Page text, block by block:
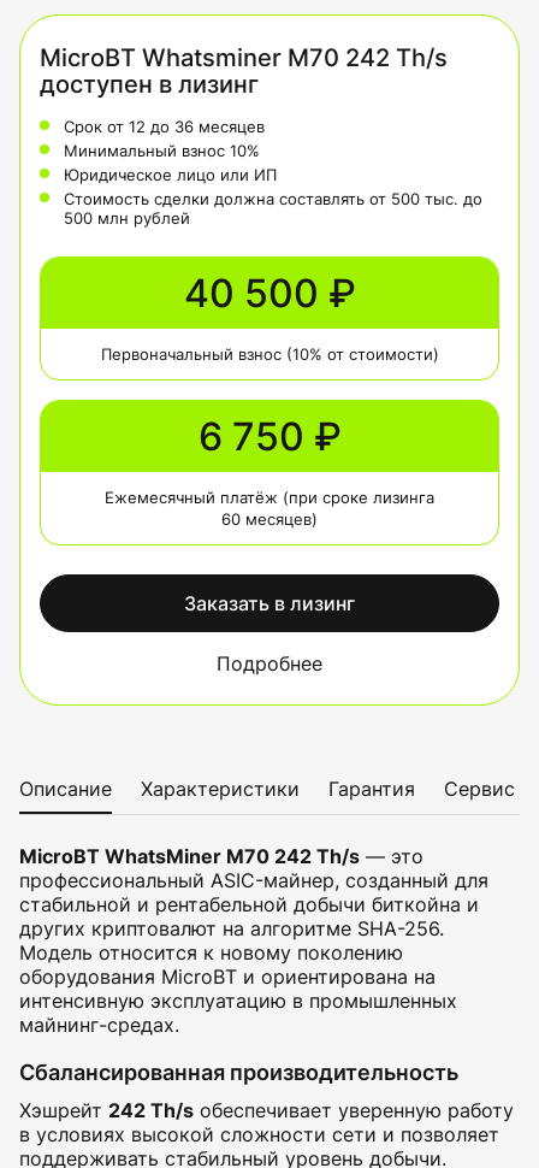
MicroBT Whatsminer M70 242 Th/s
доступен в лизинг
Срок от 12 до 36 месяцев
Минимальный взнос 10%
Юридическое лицо или ИП
Стоимость сделки должна составлять от 500 тыс. до
500 млн рублей
40 500 ₽
Первоначальный взнос (10% от стоимости)
6 750 ₽
Ежемесячный платёж (при сроке лизинга
60 месяцев)
Заказать в лизинг
Подробнее
Описание Характеристики Гарантия Сервис
MicroBT WhatsMiner M70 242 Th/s — это
профессиональный ASIC-майнер, созданный для
стабильной и рентабельной добычи биткойна и
других криптовалют на алгоритме SHA-256.
Модель относится к новому поколению
оборудования MicroBT и ориентирована на
интенсивную эксплуатацию в промышленных
майнинг-средах.
Сбалансированная производительность
Хэшрейт 242 Th/s обеспечивает уверенную работу
в условиях высокой сложности сети и позволяет
поддерживать стабильный уровень добычи.